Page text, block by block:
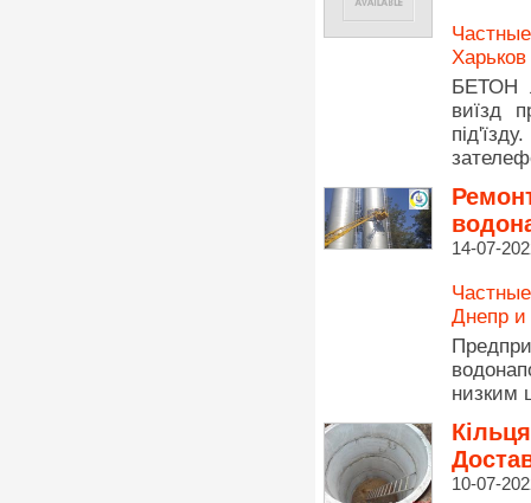
БЕТОН
виїзд
14-07-
Днепр и
низким
10-07-